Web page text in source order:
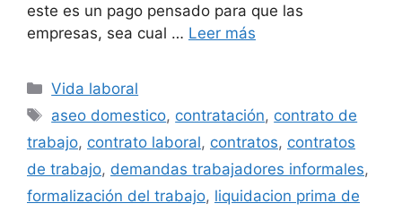
este es un pago pensado para que las
empresas, sea cual … Leer más
Categorías
Vida laboral
Etiquetas
aseo domestico, contratación, contrato de
trabajo, contrato laboral, contratos, contratos
de trabajo, demandas trabajadores informales,
formalización del trabajo, liquidacion prima de